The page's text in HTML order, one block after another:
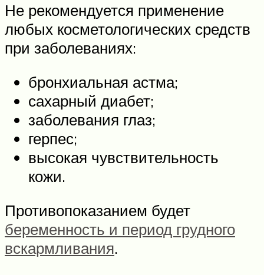
Не рекомендуется применение
любых косметологических средств
при заболеваниях:
бронхиальная астма;
сахарный диабет;
заболевания глаз;
герпес;
высокая чувствительность
кожи.
Противопоказанием будет
беременность и период грудного
вскармливания.